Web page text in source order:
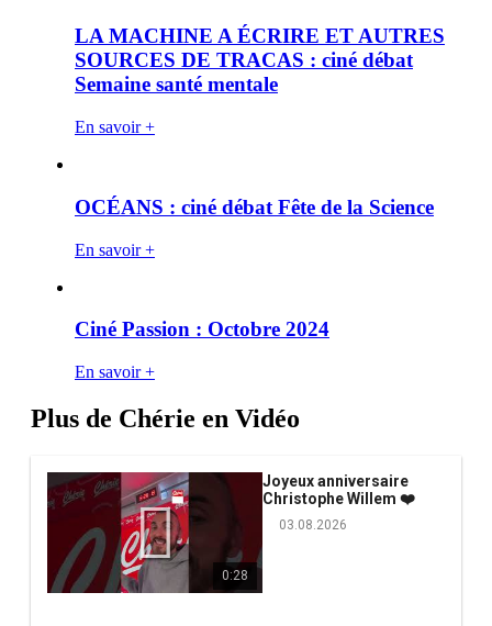
LA MACHINE A ÉCRIRE ET AUTRES
SOURCES DE TRACAS : ciné débat
Semaine santé mentale
En savoir +
OCÉANS : ciné débat Fête de la Science
En savoir +
Ciné Passion : Octobre 2024
En savoir +
Plus de Chérie en Vidéo
0:28
Joyeux anniversaire
Christophe Willem ❤️
03.08.2026